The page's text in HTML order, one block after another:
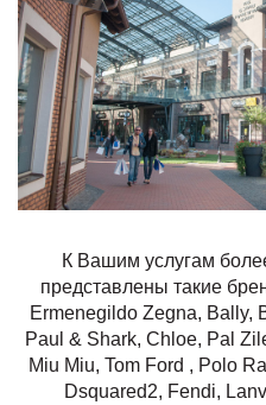
К Вашим услугам
представлены такие
Ermenegildo Zegna, Bally,
Paul & Shark, Chloe, Pal
Miu Miu, Tom Ford , Polo
Dsquared2, Fendi,